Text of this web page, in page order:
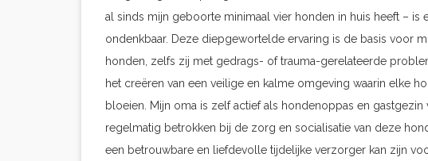
al sinds mijn geboorte minimaal vier honden in huis heeft – is
ondenkbaar. Deze diepgewortelde ervaring is de basis voor
honden, zelfs zij met gedrags- of trauma-gerelateerde
het creëren van een veilige en kalme omgeving waarin elke
bloeien. Mijn oma is zelf actief als hondenoppas en
regelmatig betrokken bij de zorg en socialisatie van deze
een betrouwbare en liefdevolle tijdelijke verzorger kan zijn